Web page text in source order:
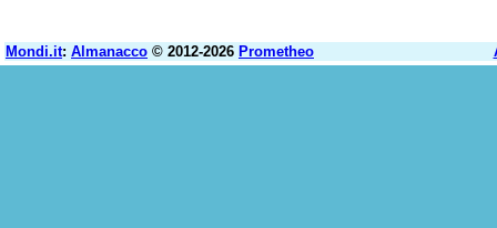
Mondi.it: Almanacco © 2012-2026 Prometheo